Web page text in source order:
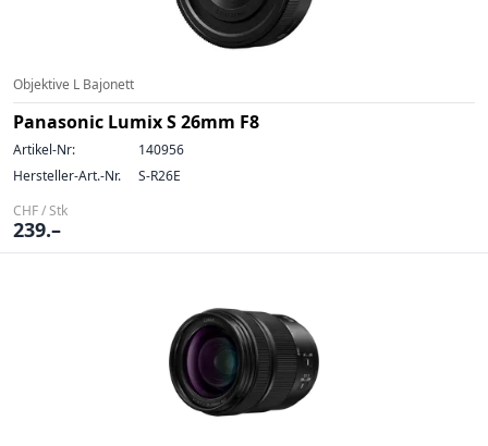
Objektive L Bajonett
Panasonic Lumix S 26mm F8
Artikel-Nr:
140956
Hersteller-Art.-Nr.
S-R26E
CHF / Stk
239.–